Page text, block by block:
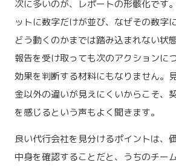
次に多いのが、レポートの形骸化です
ットに数字だけが並び、なぜその数字
どう動くのかまでは踏み込まれない状
報告を受け取っても次のアクションに
効果を判断する材料にもなりません。
金以外の違いが見えにくいからこそ、
を感じるという声もよく聞きます。
良い代行会社を見分けるポイントは、
中身を確認することだと、うちのチー